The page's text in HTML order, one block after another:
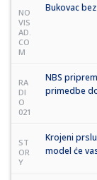
NO
VIS
AD.
CO
M
Bukovac
RA
DI
O
021
NBS
primedbe
ST
OR
Y
Krojeni
model će